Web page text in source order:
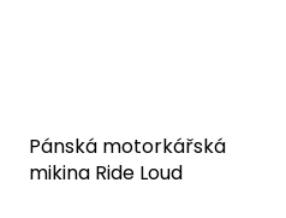
Pánská motorkářská
mikina Ride Loud